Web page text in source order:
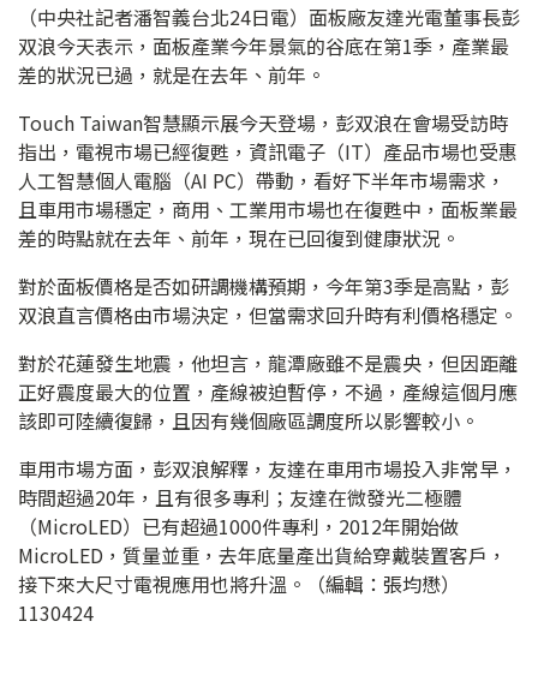
（中央社記者潘智義台北24日電）面板廠友達光電董事長彭
双浪今天表示，面板產業今年景氣的谷底在第1季，產業最
差的狀況已過，就是在去年、前年。
Touch Taiwan智慧顯示展今天登場，彭双浪在會場受訪時
指出，電視市場已經復甦，資訊電子（IT）產品市場也受惠
人工智慧個人電腦（AI PC）帶動，看好下半年市場需求，
且車用市場穩定，商用、工業用市場也在復甦中，面板業最
差的時點就在去年、前年，現在已回復到健康狀況。
對於面板價格是否如研調機構預期，今年第3季是高點，彭
双浪直言價格由市場決定，但當需求回升時有利價格穩定。
對於花蓮發生地震，他坦言，龍潭廠雖不是震央，但因距離
正好震度最大的位置，產線被迫暫停，不過，產線這個月應
該即可陸續復歸，且因有幾個廠區調度所以影響較小。
車用市場方面，彭双浪解釋，友達在車用市場投入非常早，
時間超過20年，且有很多專利；友達在微發光二極體
（MicroLED）已有超過1000件專利，2012年開始做
MicroLED，質量並重，去年底量產出貨給穿戴裝置客戶，
接下來大尺寸電視應用也將升溫。（編輯：張均懋）
1130424